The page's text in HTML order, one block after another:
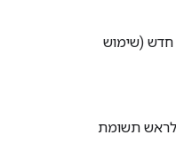
חדש (שימוש
לראש תשומת